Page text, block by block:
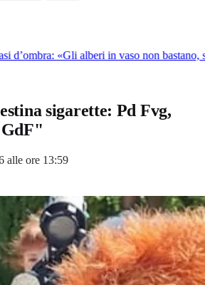
d’ombra: «Gli alberi in vaso non bastano,
sigarette: Pd Fvg,
alle ore 13:59